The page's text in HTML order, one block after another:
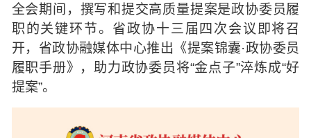
党派团体 市县政协 专题荟萃
全会期间，撰写和提交高质量提案是政协委员履
职的关键环节。省政协十三届四次会议即将召
开，省政协融媒体中心推出《提案锦囊·政协委员
履职手册》，助力政协委员将“金点子”淬炼成“好
提案”。